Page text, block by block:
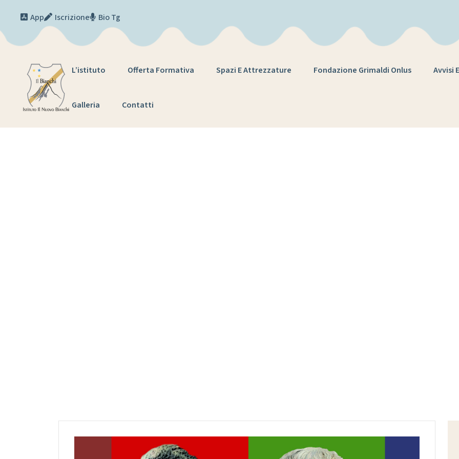
App
Iscrizione Bio Tg
L’istituto Offerta Formativa Spazi E Attrezzature Fondazione Grimaldi Onlus Avvisi
Galleria Contatti